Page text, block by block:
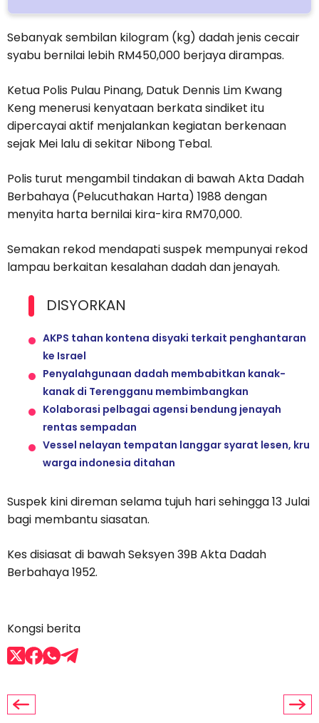
Sebanyak sembilan kilogram (kg) dadah jenis cecair
syabu bernilai lebih RM450,000 berjaya dirampas.
Ketua Polis Pulau Pinang, Datuk Dennis Lim Kwang
Keng menerusi kenyataan berkata sindiket itu
dipercayai aktif menjalankan kegiatan berkenaan
sejak Mei lalu di sekitar Nibong Tebal.
Polis turut mengambil tindakan di bawah Akta Dadah
Berbahaya (Pelucuthakan Harta) 1988 dengan
menyita harta bernilai kira-kira RM70,000.
Semakan rekod mendapati suspek mempunyai rekod
lampau berkaitan kesalahan dadah dan jenayah.
DISYORKAN
AKPS tahan kontena disyaki terkait penghantaran
ke Israel
Penyalahgunaan dadah membabitkan kanak-
kanak di Terengganu membimbangkan
Kolaborasi pelbagai agensi bendung jenayah
rentas sempadan
Vessel nelayan tempatan langgar syarat lesen, kru
warga indonesia ditahan
Suspek kini direman selama tujuh hari sehingga 13 Julai
bagi membantu siasatan.
Kes disiasat di bawah Seksyen 39B Akta Dadah
Berbahaya 1952.
Kongsi berita